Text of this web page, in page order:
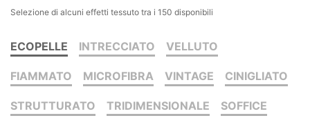
Selezione di alcuni effetti tessuto tra i 150 disponibili
ECOPELLE INTRECCIATO VELLUTO
FIAMMATO MICROFIBRA VINTAGE CINIGLIATO
STRUTTURATO TRIDIMENSIONALE SOFFICE